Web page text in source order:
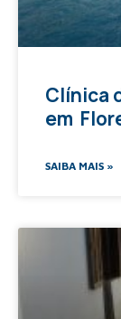
Clínica
em
SAIBA MAIS »